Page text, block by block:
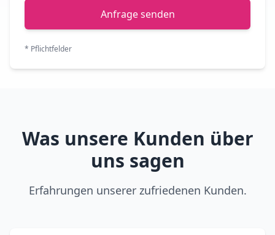
Anfrage senden
* Pflichtfelder
Was unsere Kunden über
uns sagen
Erfahrungen unserer zufriedenen Kunden.